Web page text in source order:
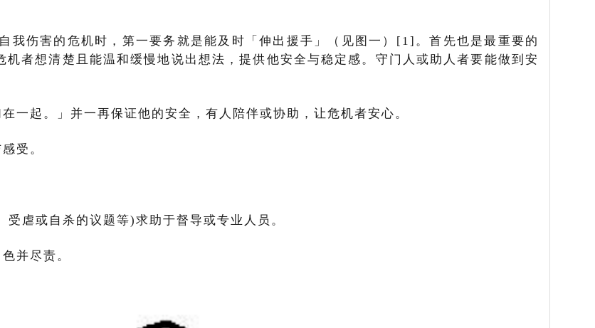
我伤害的危机时，第一要务就是能及时「伸出援手」（见图一） [1] 。首先也是最重要的
者想清楚且能温和缓慢地说出想法，提供他安全与稳定感。守门人或助人者要能做到安
一起。」并一再保证他的安全，有人陪伴或协助，让危机者安心。
受。
受虐或自杀的议题等)求助于督导或专业人员。
并尽责。